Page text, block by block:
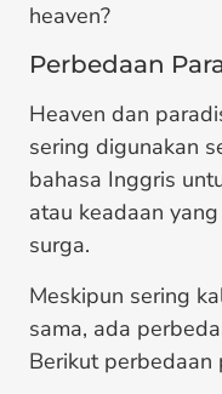
heaven?
Perbedaan
Heaven dan
sering digunakan
bahasa Inggris
atau keadaan
surga.
Meskipun sering
sama, ada
Berikut perbedaan